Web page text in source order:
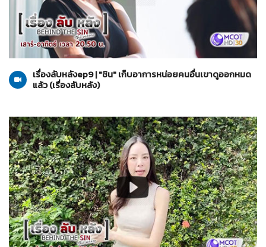
04-09-2564
เรื่องลับหลัง
เรื่องลับหลังep9 | "ชิน" เก็บอาการหน่อยคนอื่นเขาดูออกหมด
แล้ว (เรื่องลับหลัง)